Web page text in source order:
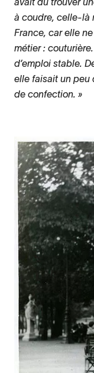
à coudre, celle-là
France, car elle
métier :
d’emploi stable.
elle faisait un peu
de confection.